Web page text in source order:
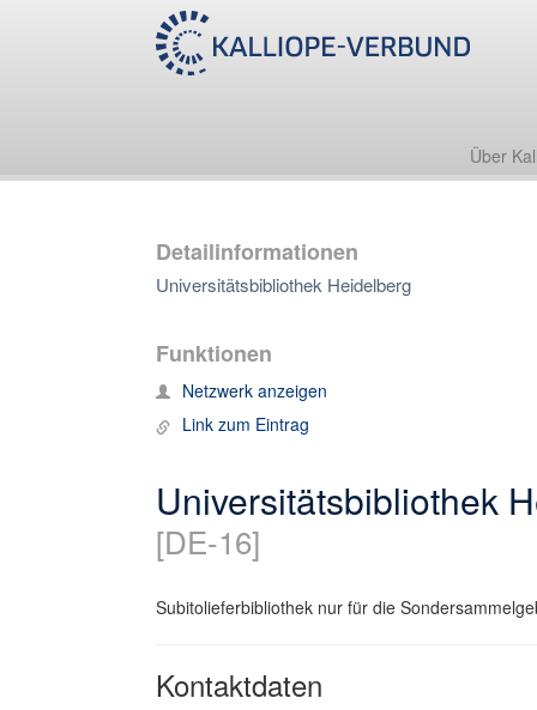
Über
Detailinformationen
Universitätsbibliothek Heidelberg
Funktionen
Netzwerk anzeigen
Link zum Eintrag
Universitätsbibliothek
[DE-16]
Subitolieferbibliothek nur für die
Kontaktdaten